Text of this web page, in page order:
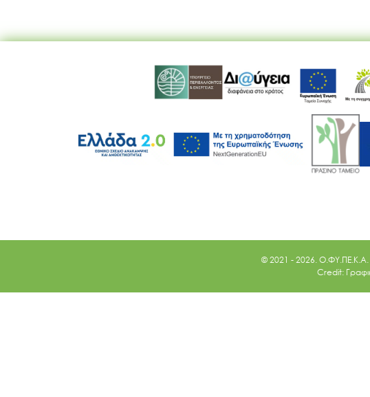
© 2021 - 2026.
Credit: